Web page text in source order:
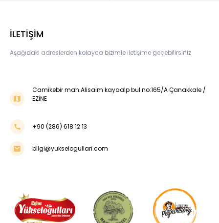
İLETİŞİM
Aşağıdaki adreslerden kolayca bizimle iletişime geçebilirsiniz
Camikebir mah.Alisaim kayaalp bul.no:165/A Çanakkale /
EZİNE
+90 (286) 618 12 13
bilgi@yukselogullari.com